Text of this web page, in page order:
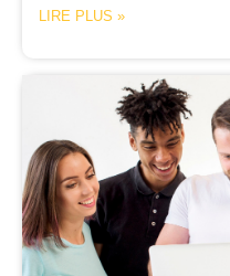
LIRE PLUS »